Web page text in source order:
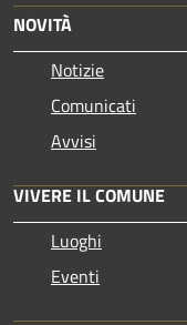
NOVITÀ
Notizie
Comunicati
Avvisi
VIVERE IL COMUNE
Luoghi
Eventi